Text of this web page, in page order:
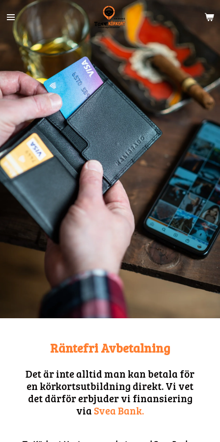
Hoppa
till
huvudinnehållet
Räntefri Avbetalning
Det är inte alltid man kan betala för
en körkortsutbildning direkt. Vi vet
det därför erbjuder vi finansiering
via Svea Bank.